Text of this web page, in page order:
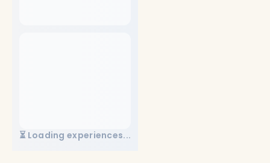
⏳ Loading experiences...